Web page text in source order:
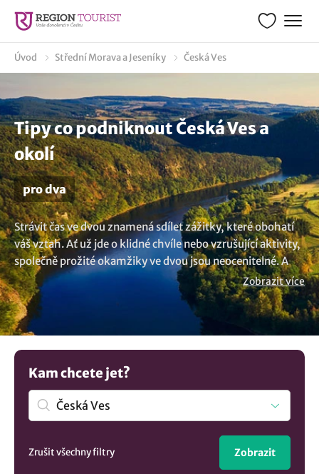
Úvod Střední Morava a Jeseníky Česká Ves
Tipy co podniknout Česká Ves a
okolí
pro dva
Strávit čas ve dvou znamená sdílet zážitky, které obohatí
váš vztah. Ať už jde o klidné chvíle nebo vzrušující aktivity,
společně prožité okamžiky ve dvou jsou neocenitelné. A
tak se podívejte na naši nabídku pro páry v lokalitě Česká
Ves. Chcete potěšit nebo překvapit svou drahou
polovičku? Vyzkoušejte něco neobvyklého. Naplánujte
výlet na místo, o kterém jste spolu mluvili, nebo zvolte
aktivitu, která pro vás oba bude novinkou. Mrkněte na
naše tipy pro dva a nudit se nebudete.
Zobrazit více
Kam chcete jet?
Zrušit všechny filtry Zobrazit